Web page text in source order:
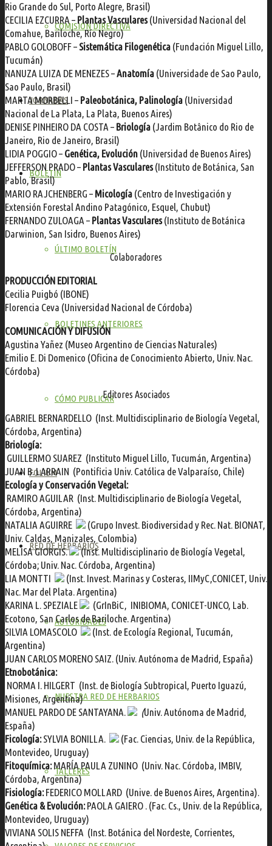
COMISIÓN DIRECTIVA
JORNADAS
BOLETÍN
ÚLTIMO BOLETÍN
BOLETINES ANTERIORES
CÓMO PUBLICAR
FOLIUM
RED DE HERBARIOS
AUTORIDADES
NUESTRA RED DE HERBARIOS
TALLERES
Rio Grande do Sul, Porto Alegre, Brasil)
CECILIA EZCURRA – Plantas Vasculares(Universidad Nacional del
Comahue, Bariloche, Río Negro)
PABLO GOLOBOFF – Sistemática Filogenética (Fundación Miguel Lillo,
Tucumán)
NANUZA LUIZA DE MENEZES –Anatomía (Universidade de Sao Paulo,
Sao Paulo, Brasil)
MARTA MORBELLI – Paleobotánica, Palinología (Universidad
Nacional de La Plata, La Plata, Buenos Aires)
DENISE PINHEIRO DA COSTA – Briología (Jardim Botânico do Rio de
Janeiro, Rio de Janeiro, Brasil)
LIDIA POGGIO – Genética, Evolución (Universidad de Buenos Aires)
JEFFERSON PRADO – Plantas Vasculares(Instituto de Botánica, San
Pablo, Brasil)
MARIO RAJCHENBERG – Micología (Centro de Investigación y
Extensión Forestal Andino Patagónico, Esquel, Chubut)
FERNANDO ZULOAGA – Plantas Vasculares(Instituto de Botánica
Darwinion, San Isidro, Buenos Aires)
Colaboradores
PRODUCCIÓN EDITORIAL
Cecilia Puigbó (IBONE)
Florencia Ceva (Universidad Nacional de Córdoba)
COMUNICACIÓN Y DIFUSIÓN
Agustina Yañez (Museo Argentino de Ciencias Naturales)
Emilio E. Di Domenico (Oficina de Conocimiento Abierto, Univ. Nac.
Córdoba)
Editores Asociados
GABRIEL BERNARDELLO (Inst. Multidisciplinario de Biología Vegetal,
Córdoba, Argentina)
Briología:
GUILLERMO SUAREZ (Instituto Miguel Lillo, Tucumán, Argentina)
JUAN B. LARRAIN (Pontificia Univ. Católica de Valparaíso, Chile)
Ecología yConservación Vegetal:
RAMIRO AGUILAR (Inst. Multidisciplinario de Biología Vegetal,
Córdoba, Argentina)
NATALIA AGUIRRE
(Grupo Invest. Biodiversidad y Rec. Nat. BIONAT,
Univ. Caldas, Manizales, Colombia)
MELISA GIORGIS.
(Inst. Multidisciplinario de Biología Vegetal,
Córdoba; Univ. Nac. Córdoba, Argentina)
LIA MONTTI
(Inst. Invest. Marinas y Costeras, IIMyC,CONICET, Univ.
Nac. Mar del Plata. Argentina)
KARINA L. SPEZIALE
(GrInBiC, INIBIOMA, CONICET-UNCO, Lab.
Ecotono, San Carlos de Bariloche. Argentina)
SILVIA LOMASCOLO
(Inst. de Ecología Regional, Tucumán,
Argentina)
JUAN CARLOS MORENO SAIZ. (Univ. Autónoma de Madrid, España)
Etnobotánica:
NORMA I. HILGERT (Inst. de Biología Subtropical, Puerto Iguazú,
Misiones, Argentina)
MANUEL PARDO DE SANTAYANA.
(Univ. Autónoma de Madrid,
España)
Ficología:SYLVIA BONILLA.
(Fac. Ciencias, Univ. de la República,
Montevideo, Uruguay)
Fitoquímica:MARÍA PAULA ZUNINO (Univ. Nac. Córdoba, IMBIV,
Córdoba, Argentina)
Fisiología:FEDERICO MOLLARD (Unive. de Buenos Aires, Argentina).
Genética & Evolución:PAOLA GAIERO . (Fac. Cs., Univ. de la República,
Montevideo, Uruguay)
VIVIANA SOLIS NEFFA (Inst. Botánica del Nordeste, Corrientes,